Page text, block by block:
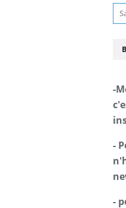
-
-
-